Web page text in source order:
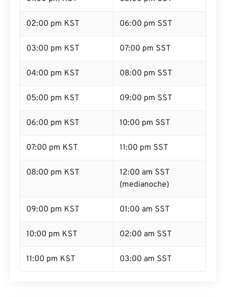
02:00 pm KST 06:00 pm SST
03:00 pm KST 07:00 pm SST
04:00 pm KST 08:00 pm SST
05:00 pm KST 09:00 pm SST
06:00 pm KST 10:00 pm SST
07:00 pm KST 11:00 pm SST
08:00 pm KST
12:00 am SST
(medianoche)
09:00 pm KST 01:00 am SST
10:00 pm KST 02:00 am SST
11:00 pm KST 03:00 am SST